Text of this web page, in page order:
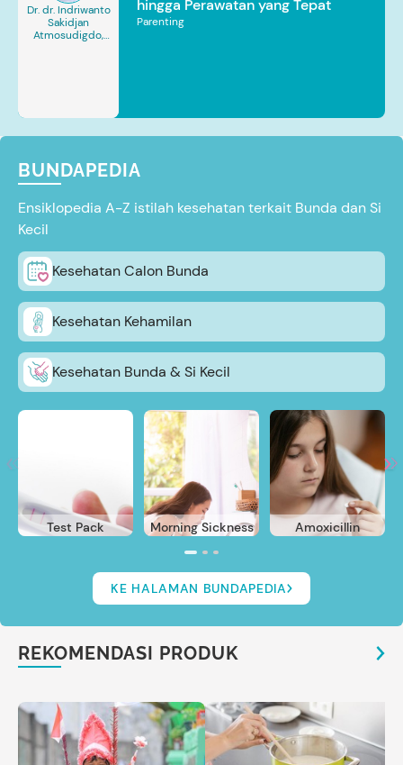
Dr. dr. Indriwanto
Sakidjan
Atmosudigdo,
hingga Perawatan yang Tepat
Parenting
BUNDAPEDIA
Ensiklopedia A-Z istilah kesehatan terkait Bunda dan Si
Kecil
Kesehatan Calon Bunda
Kesehatan Kehamilan
Kesehatan Bunda & Si Kecil
Test Pack Morning Sickness Amoxicillin
KE HALAMAN BUNDAPEDIA
REKOMENDASI PRODUK